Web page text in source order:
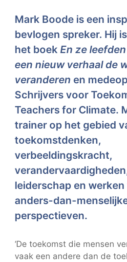
Mark Boode is een
bevlogen spreker. Hij
het boek En ze
een nieuw verhaal de
veranderen en
Schrijvers voor
Teachers for Climate.
trainer op het gebied
toekomstdenken,
verbeeldingskracht,
leiderschap en
anders-dan-
perspectieven.
‘De toekomst die mensen
vaak een andere dan de